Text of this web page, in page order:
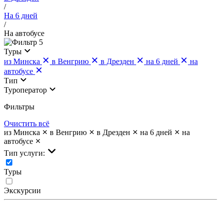
/
На 6 дней
/
На автобусе
5
Туры
из Минска
в Венгрию в Дрезден на 6 дней
на
автобусе
Тип
Туроператор
Фильтры
Очистить всё
из Минска
в Венгрию в Дрезден на 6 дней
на
автобусе
Тип услуги:
Туры
Экскурсии